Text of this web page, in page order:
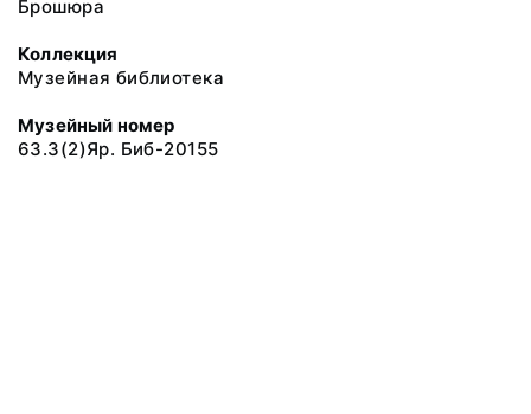
Брошюра
Коллекция
Музейная библиотека
Музейный номер
63.3(2)Яр. Биб-20155